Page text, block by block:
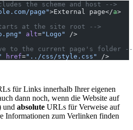
the scheme and host -->
page">External page</a>
at the site root -->
alt="Logo"
/>
to the current page's folder --
href="../css/style.css" />
für Links innerhalb Ihrer eigenen
dann noch, wenn die Website auf
und absolute URLs für Verweise auf
Informationen zum Verlinken finden